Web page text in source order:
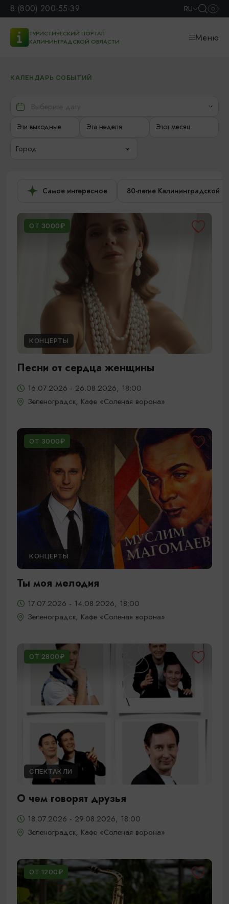
8 (800) 200-55-39 RU
ТУРИСТИЧЕСКИЙ ПОРТАЛ
КАЛИНИНГРАДСКОЙ ОБЛАСТИ
Меню
КАЛЕНДАРЬ СОБЫТИЙ
Эти выходные Эта неделя Этот месяц
Город
Самое интересное 80-летие Калининградской
ОТ 3000₽
КОНЦЕРТЫ
Песни от сердца женщины
16.07.2026 - 26.08.2026, 18:00
Зеленоградск, Кафе «Соленая ворона»
ОТ 3000₽
КОНЦЕРТЫ
Ты моя мелодия
17.07.2026 - 14.08.2026, 18:00
Зеленоградск, Кафе «Соленая ворона»
ОТ 2800₽
СПЕКТАКЛИ
О чем говорят друзья
18.07.2026 - 29.08.2026, 18:00
Зеленоградск, Кафе «Соленая ворона»
ОТ 1200₽